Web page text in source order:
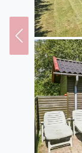
kühlen
gutes Buch zu
warme
und die
werden
Entspannung
verlangt.
Entdecke
Fynsland 28
und dennoch